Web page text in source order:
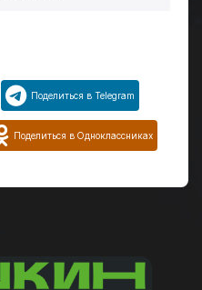
Поделиться в Telegram
Поделиться в Одноклассниках